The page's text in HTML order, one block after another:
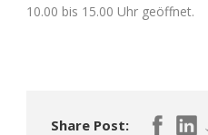
10.00 bis 15.00 Uhr geöffnet.
Share Post: